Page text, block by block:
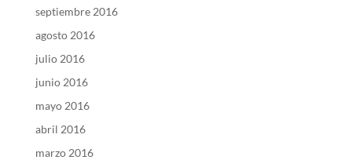
septiembre 2016
agosto 2016
julio 2016
junio 2016
mayo 2016
abril 2016
marzo 2016